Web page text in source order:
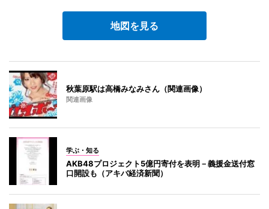
地図を見る
秋葉原駅は高橋みなみさん（関連画像）
関連画像
学ぶ・知る
AKB48プロジェクト5億円寄付を表明－義援金送付窓
口開設も（アキバ経済新聞）